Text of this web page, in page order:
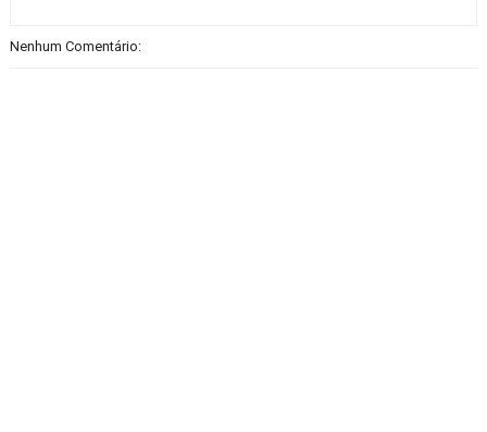
Nenhum Comentário: